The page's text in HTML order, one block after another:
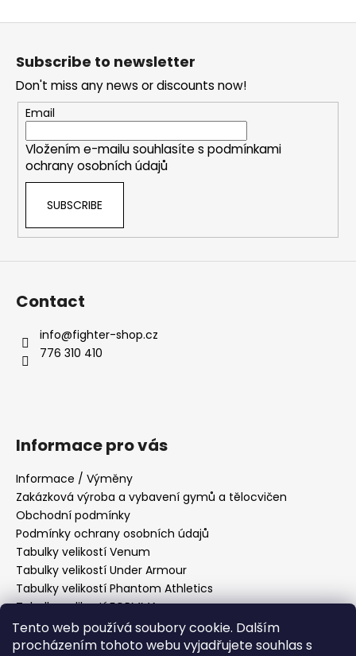
Tento web používá soubory cookie. Dalším
procházením tohoto webu vyjadřujete souhlas s
F
Subscribe to newsletter
Don't miss any news or discounts now!
Email
Vložením e-mailu souhlasíte s podmínkami
ochrany osobních údajů
SUBSCRIBE
Contact
info@fighter-shop.cz
776 310 410
Informace pro vás
Informace / Výměny
Zakázková výroba a vybavení gymů a tělocvičen
Obchodní podmínky
Podmínky ochrany osobních údajů
Tabulky velikostí Venum
Tabulky velikostí Under Armour
Tabulky velikostí Phantom Athletics
Tabulky velikostí FORMMA
Tabulky velikostí Tatami Fightwear
Tabulky velikostí Manto